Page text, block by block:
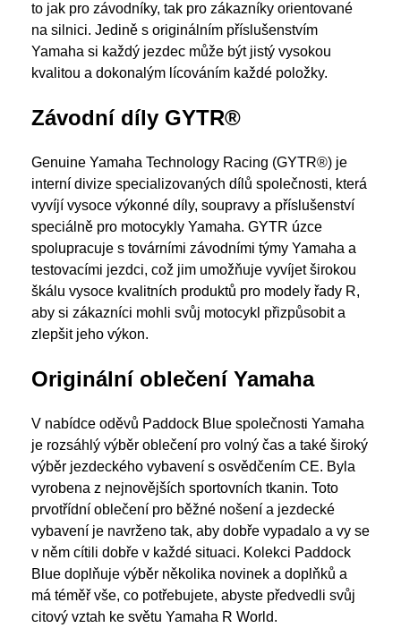
to jak pro závodníky, tak pro zákazníky orientované
na silnici. Jedině s originálním příslušenstvím
Yamaha si každý jezdec může být jistý vysokou
kvalitou a dokonalým lícováním každé položky.
Závodní díly GYTR®
Genuine Yamaha Technology Racing (GYTR®) je
interní divize specializovaných dílů společnosti, která
vyvíjí vysoce výkonné díly, soupravy a příslušenství
speciálně pro motocykly Yamaha. GYTR úzce
spolupracuje s továrními závodními týmy Yamaha a
testovacími jezdci, což jim umožňuje vyvíjet širokou
škálu vysoce kvalitních produktů pro modely řady R,
aby si zákazníci mohli svůj motocykl přizpůsobit a
zlepšit jeho výkon.
Originální oblečení Yamaha
V nabídce oděvů Paddock Blue společnosti Yamaha
je rozsáhlý výběr oblečení pro volný čas a také široký
výběr jezdeckého vybavení s osvědčením CE. Byla
vyrobena z nejnovějších sportovních tkanin. Toto
prvotřídní oblečení pro běžné nošení a jezdecké
vybavení je navrženo tak, aby dobře vypadalo a vy se
v něm cítili dobře v každé situaci. Kolekci Paddock
Blue doplňuje výběr několika novinek a doplňků a
má téměř vše, co potřebujete, abyste předvedli svůj
citový vztah ke světu Yamaha R World.